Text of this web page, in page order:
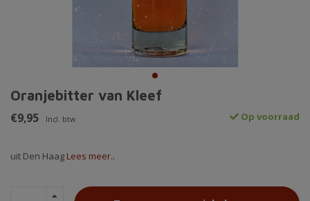
Oranjebitter van Kleef
€9,95 Incl. btw Op voorraad
uit Den Haag Lees meer..